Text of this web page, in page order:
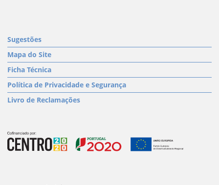
Sugestões
Mapa do Site
Ficha Técnica
Política de Privacidade e Segurança
Livro de Reclamações